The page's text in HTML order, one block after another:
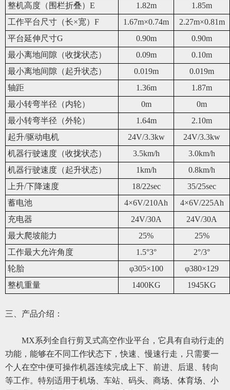
整机高度（围栏折叠）E
1.82m
1.85m
工作平台尺寸（长×宽）F
1.67m×0.74m
2.27m×0.81m
平台延伸尺寸G
0.90m
0.90m
最小离地间隙（收拢状态）
0.09m
0.10m
最小离地间隙（起升状态）
0.019m
0.019m
轴距
1.36m
1.87m
最小转弯半径（内轮）
0m
0m
最小转弯半径（外轮）
1.64m
2.10m
起升/驱动电机
24V/3.3kw
24V/3.3kw
机器行驶速度（收拢状态）
3.5km/h
3.0km/h
机器行驶速度（起升状态）
1km/h 0.8km/h
上升/下降速度
18/22sec
35/25sec
蓄电池
4×6V/210Ah
4×6V/225Ah
充电器
24V/30A
24V/30A
最大爬坡能力
25%
25%
工作最大允许角度
1.5°3°
2°/3°
轮胎
φ305×100
φ380×129
整机重量
1400KG 1945KG
三、 产品介绍：
MX系列全自行剪叉式高空作业平台，它具有自动行走的
功能，能够在不同工作状态下，快速、慢速行走，只需要一
个人在空中便可操作机器连续完成上下、前进、后退、转向
等工作。特别适用于机场、车站、码头、商场、体育场、小